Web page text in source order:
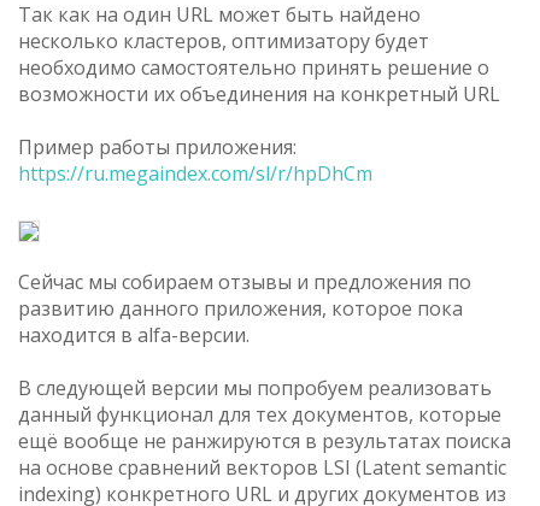
Так как на один URL может быть найдено
несколько кластеров, оптимизатору будет
необходимо самостоятельно принять решение о
возможности их объединения на конкретный URL
Пример работы приложения:
https://ru.megaindex.com/sl/r/hpDhCm
Сейчас мы собираем отзывы и предложения по
развитию данного приложения, которое пока
находится в alfa-версии.
В следующей версии мы попробуем реализовать
данный функционал для тех документов, которые
ещё вообще не ранжируются в результатах поиска
на основе сравнений векторов LSI (Latent semantic
indexing) конкретного URL и других документов из